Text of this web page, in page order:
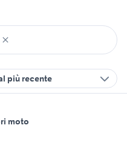
più recente
moto